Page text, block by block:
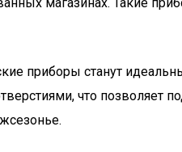
приборы станут
что позволяет